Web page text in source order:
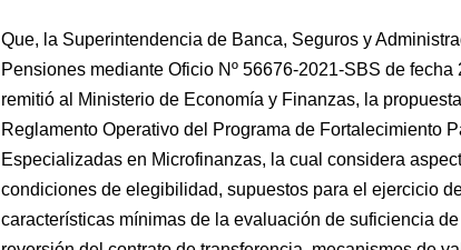
Que, la Superintendencia de Banca, Seguros y
Pensiones mediante Oficio Nº 56676-2021-SBS de fecha
remitió al Ministerio de Economía y Finanzas, la
Reglamento Operativo del Programa de Fortalecimiento
Especializadas en Microfinanzas, la cual considera
condiciones de elegibilidad, supuestos para el ejercicio
características mínimas de la evaluación de suficiencia